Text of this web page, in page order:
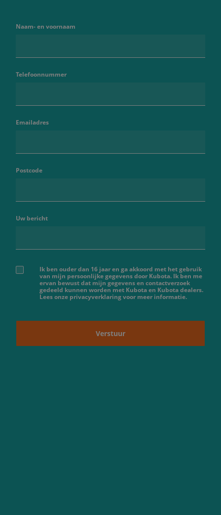
Naam- en voornaam
Telefoonnummer
Emailadres
Postcode
Uw bericht
Ik ben ouder dan 16 jaar en ga akkoord met het gebruik
van mijn persoonlijke gegevens door Kubota. Ik ben me
ervan bewust dat mijn gegevens en contactverzoek
gedeeld kunnen worden met Kubota en Kubota dealers.
Lees onze privacyverklaring voor meer informatie.
Verstuur